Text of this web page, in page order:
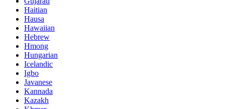
Haitian
Hausa
Hawaiian
Hebrew
Hmong
Hungarian
Icelandic
Igbo
Javanese
Kannada
Kazakh